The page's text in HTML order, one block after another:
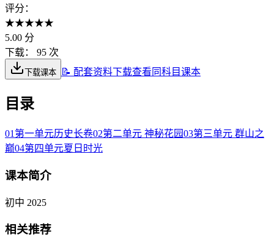
评分：
★★★★★
5.00 分
下载：
95 次
下载课本 📝 配套资料下载查看同科目课本
目录
01 第一单元历史长卷02第二单元 神秘花园03第三单元 群山之
巅04第四单元夏日时光
课本简介
初中 2025
相关推荐